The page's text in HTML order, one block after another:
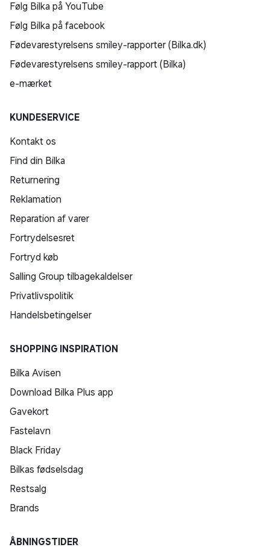
Følg Bilka på YouTube
Følg Bilka på facebook
Fødevarestyrelsens smiley-rapporter (Bilka.dk)
Fødevarestyrelsens smiley-rapport (Bilka)
e-mærket
KUNDESERVICE
Kontakt os
Find din Bilka
Returnering
Reklamation
Reparation af varer
Fortrydelsesret
Fortryd køb
Salling Group tilbagekaldelser
Privatlivspolitik
Handelsbetingelser
SHOPPING INSPIRATION
Bilka Avisen
Download Bilka Plus app
Gavekort
Fastelavn
Black Friday
Bilkas fødselsdag
Restsalg
Brands
ÅBNINGSTIDER